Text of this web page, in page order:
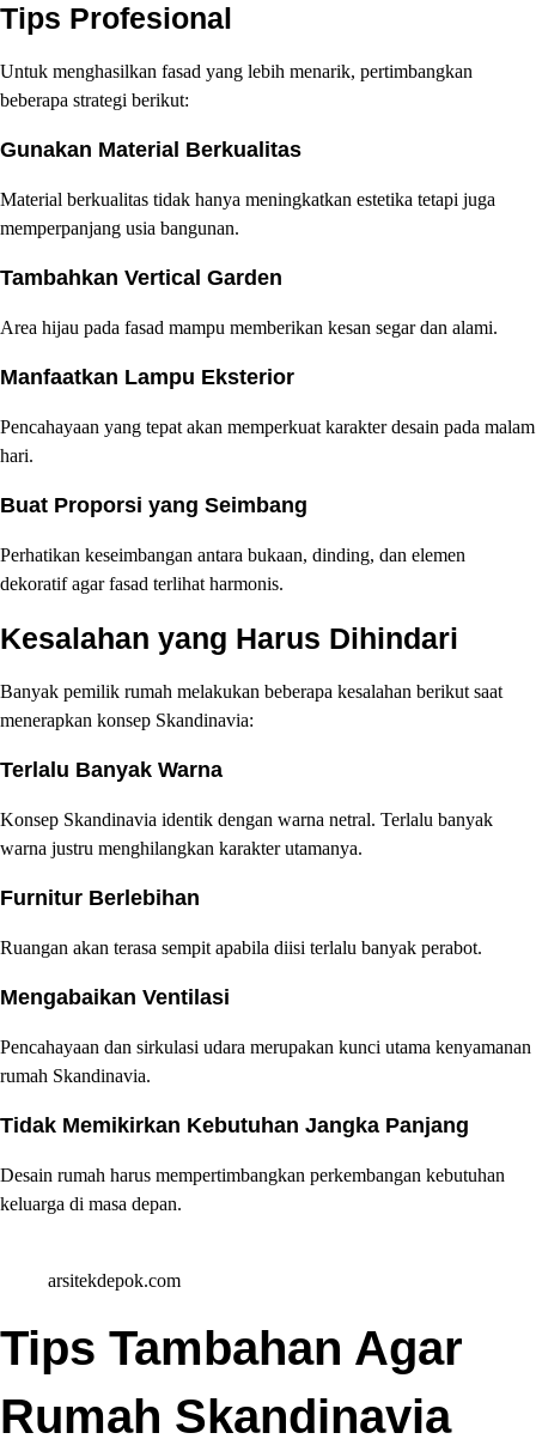
Tips Profesional
Untuk menghasilkan fasad yang lebih menarik, pertimbangkan
beberapa strategi berikut:
Gunakan Material Berkualitas
Material berkualitas tidak hanya meningkatkan estetika tetapi juga
memperpanjang usia bangunan.
Tambahkan Vertical Garden
Area hijau pada fasad mampu memberikan kesan segar dan alami.
Manfaatkan Lampu Eksterior
Pencahayaan yang tepat akan memperkuat karakter desain pada malam
hari.
Buat Proporsi yang Seimbang
Perhatikan keseimbangan antara bukaan, dinding, dan elemen
dekoratif agar fasad terlihat harmonis.
Kesalahan yang Harus Dihindari
Banyak pemilik rumah melakukan beberapa kesalahan berikut saat
menerapkan konsep Skandinavia:
Terlalu Banyak Warna
Konsep Skandinavia identik dengan warna netral. Terlalu banyak
warna justru menghilangkan karakter utamanya.
Furnitur Berlebihan
Ruangan akan terasa sempit apabila diisi terlalu banyak perabot.
Mengabaikan Ventilasi
Pencahayaan dan sirkulasi udara merupakan kunci utama kenyamanan
rumah Skandinavia.
Tidak Memikirkan Kebutuhan Jangka Panjang
Desain rumah harus mempertimbangkan perkembangan kebutuhan
keluarga di masa depan.
arsitekdepok.com
Tips Tambahan Agar
Rumah Skandinavia